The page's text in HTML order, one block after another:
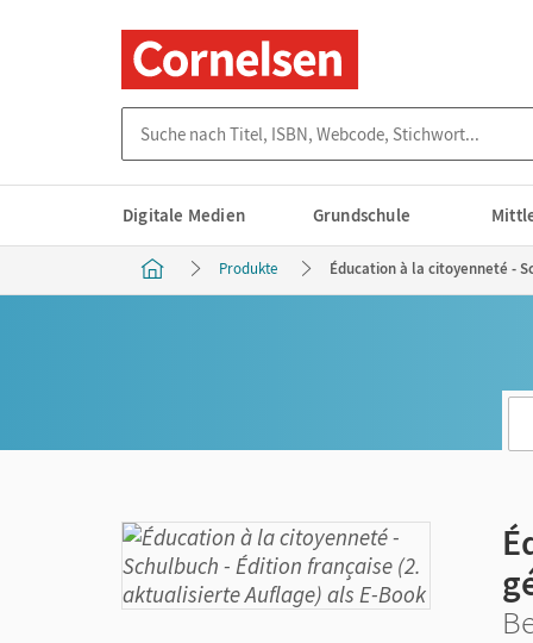
Digitale Medien Grundschule
Produkte Éducation à la citoyenneté -